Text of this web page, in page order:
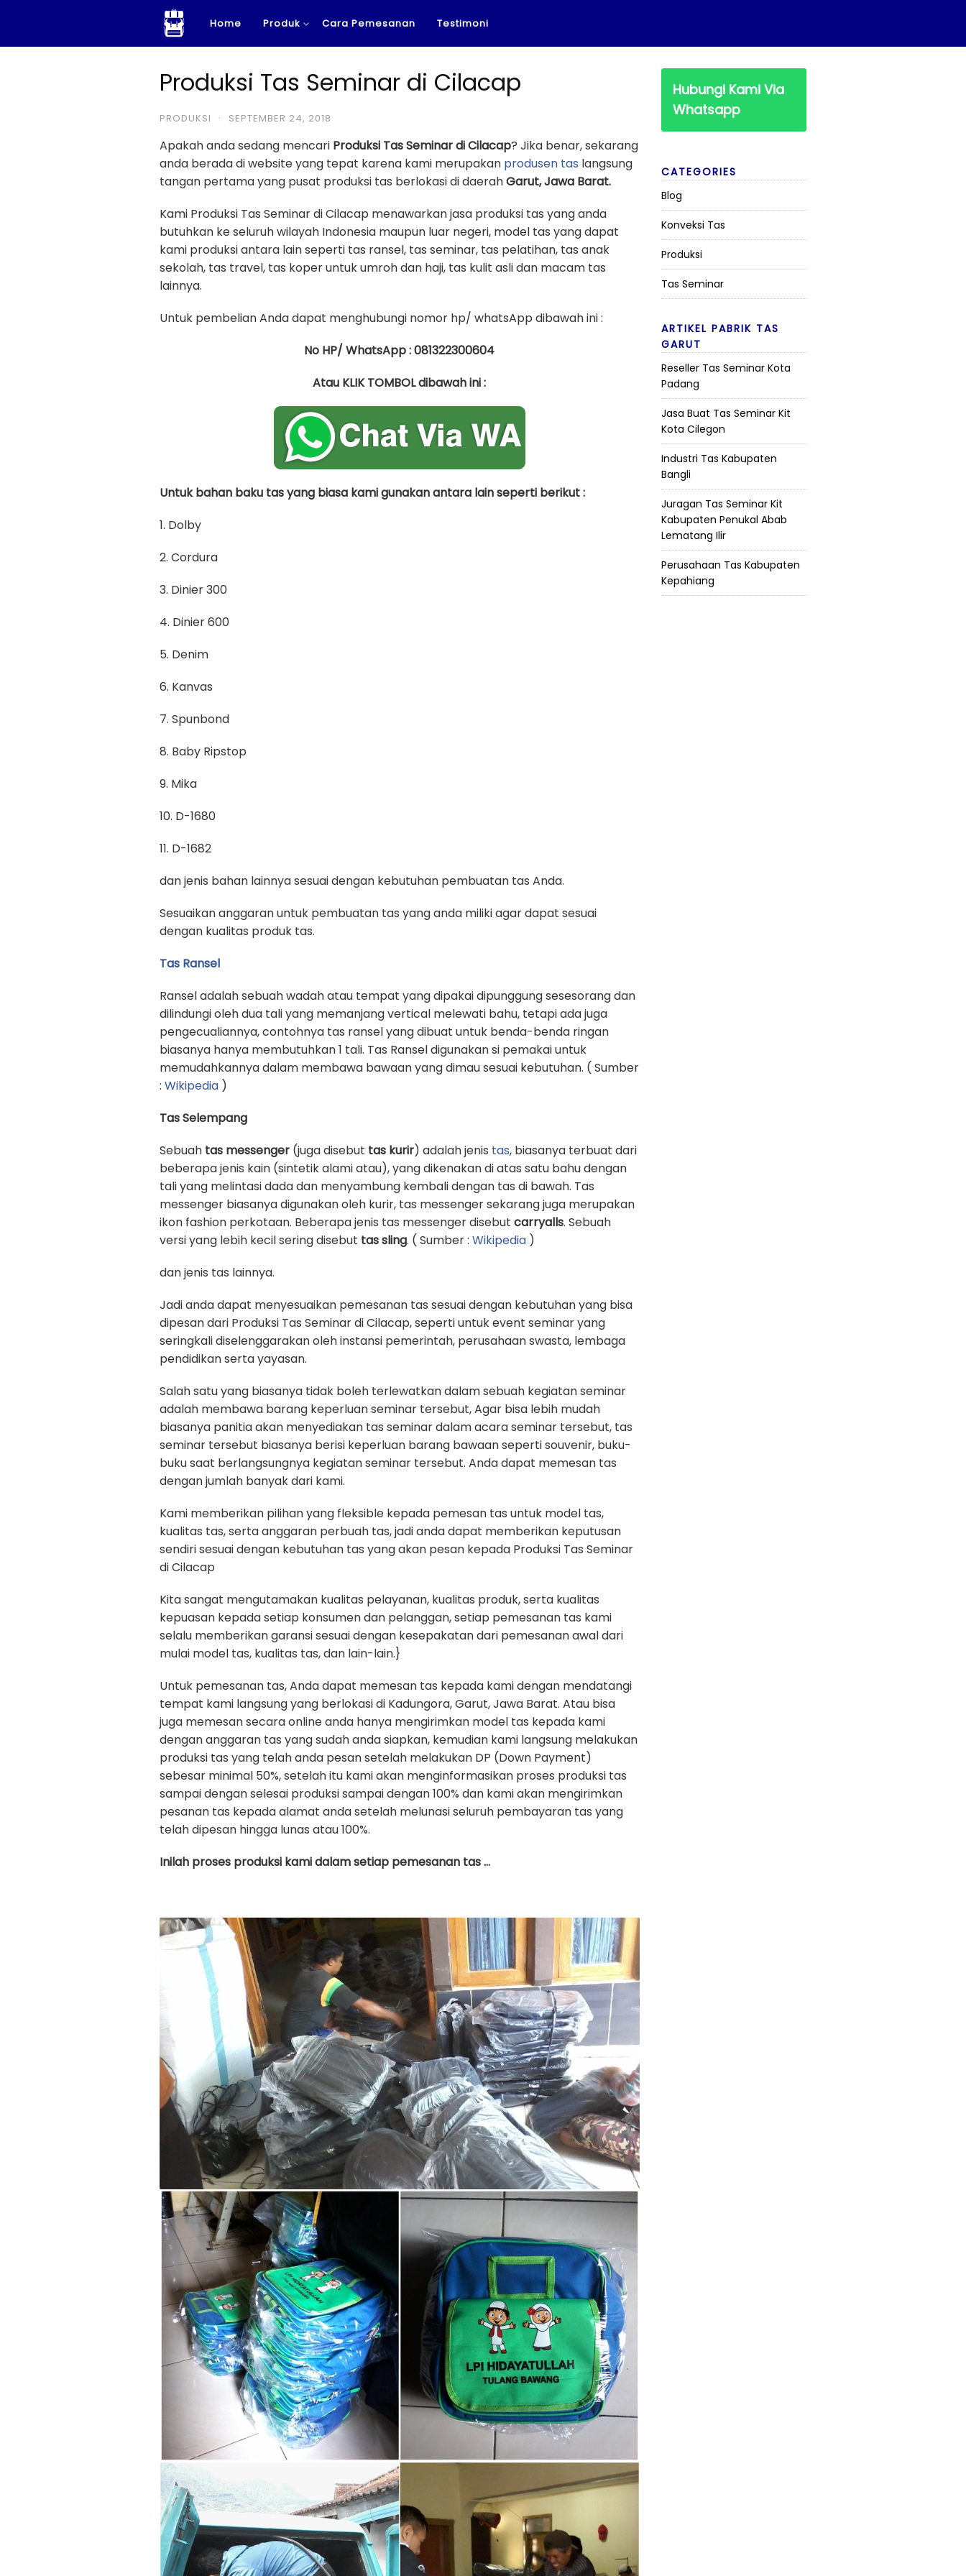
content
Home Produk Cara Pemesanan Testimoni
Produksi Tas Seminar di Cilacap
PRODUKSI · SEPTEMBER 24, 2018
Apakah anda sedang mencari Produksi Tas Seminar di Cilacap? Jika benar, sekarang
anda berada di website yang tepat karena kami merupakan produsen tas langsung
tangan pertama yang pusat produksi tas berlokasi di daerahGarut, Jawa Barat.
Kami Produksi Tas Seminar di Cilacap menawarkan jasa produksi tas yang anda
butuhkan ke seluruh wilayah Indonesia maupun luar negeri, model tas yang dapat
kami produksi antara lain seperti tas ransel, tas seminar, tas pelatihan, tas anak
sekolah, tas travel, tas koper untuk umroh dan haji, tas kulit asli dan macam tas
lainnya.
Untuk pembelian Anda dapat menghubungi nomor hp/ whatsApp dibawah ini :
No HP/ WhatsApp : 081322300604
Atau KLIK TOMBOL dibawah ini :
Untuk bahan baku tas yang biasa kami gunakan antara lain seperti berikut :
1. Dolby
2. Cordura
3. Dinier 300
4. Dinier 600
5. Denim
6. Kanvas
7. Spunbond
8. Baby Ripstop
9. Mika
10. D-1680
11. D-1682
dan jenis bahan lainnya sesuai dengan kebutuhan pembuatan tas Anda.
Sesuaikan anggaran untuk pembuatan tas yang anda miliki agar dapat sesuai
dengan kualitas produk tas.
Tas Ransel
Ransel adalah sebuah wadah atau tempat yang dipakai dipunggung sesesorang dan
dilindungi oleh dua tali yang memanjang vertical melewati bahu, tetapi ada juga
pengecualiannya, contohnya tas ransel yang dibuat untuk benda-benda ringan
biasanya hanya membutuhkan 1 tali. Tas Ransel digunakan si pemakai untuk
memudahkannya dalam membawa bawaan yang dimau sesuai kebutuhan. ( Sumber
: Wikipedia )
Tas Selempang
Sebuah tas messenger (juga disebut tas kurir) adalah jenis tas, biasanya terbuat dari
beberapa jenis kain (sintetik alami atau), yang dikenakan di atas satu bahu dengan
tali yang melintasi dada dan menyambung kembali dengan tas di bawah. Tas
messenger biasanya digunakan oleh kurir, tas messenger sekarang juga merupakan
ikon fashion perkotaan. Beberapa jenis tas messenger disebut carryalls. Sebuah
versi yang lebih kecil sering disebut tas sling. ( Sumber : Wikipedia )
dan jenis tas lainnya.
Jadi anda dapat menyesuaikan pemesanan tas sesuai dengan kebutuhan yang bisa
dipesan dari Produksi Tas Seminar di Cilacap, seperti untuk event seminar yang
seringkali diselenggarakan oleh instansi pemerintah, perusahaan swasta, lembaga
pendidikan serta yayasan.
Salah satu yang biasanya tidak boleh terlewatkan dalam sebuah kegiatan seminar
adalah membawa barang keperluan seminar tersebut, Agar bisa lebih mudah
biasanya panitia akan menyediakan tas seminar dalam acara seminar tersebut, tas
seminar tersebut biasanya berisi keperluan barang bawaan seperti souvenir, buku-
buku saat berlangsungnya kegiatan seminar tersebut. Anda dapat memesan tas
dengan jumlah banyak dari kami.
Kami memberikan pilihan yang fleksible kepada pemesan tas untuk model tas,
kualitas tas, serta anggaran perbuah tas, jadi anda dapat memberikan keputusan
sendiri sesuai dengan kebutuhan tas yang akan pesan kepada Produksi Tas Seminar
di Cilacap
Kita sangat mengutamakan kualitas pelayanan, kualitas produk, serta kualitas
kepuasan kepada setiap konsumen dan pelanggan, setiap pemesanan tas kami
selalu memberikan garansi sesuai dengan kesepakatan dari pemesanan awal dari
mulai model tas, kualitas tas, dan lain-lain.}
Untuk pemesanan tas, Anda dapat memesan tas kepada kami dengan mendatangi
tempat kami langsung yang berlokasi di Kadungora, Garut, Jawa Barat. Atau bisa
juga memesan secara online anda hanya mengirimkan model tas kepada kami
dengan anggaran tas yang sudah anda siapkan, kemudian kami langsung melakukan
produksi tas yang telah anda pesan setelah melakukan DP (Down Payment)
sebesar minimal 50%, setelah itu kami akan menginformasikan proses produksi tas
sampai dengan selesai produksi sampai dengan 100% dan kami akan mengirimkan
pesanan tas kepada alamat anda setelah melunasi seluruh pembayaran tas yang
telah dipesan hingga lunas atau 100%.
Inilah proses produksi kami dalam setiap pemesanan tas …
Hubungi Kami Via
Whatsapp
CATEGORIES
Blog
Konveksi Tas
Produksi
Tas Seminar
ARTIKEL PABRIK TAS
GARUT
Reseller Tas Seminar Kota
Padang
Jasa Buat Tas Seminar Kit
Kota Cilegon
Industri Tas Kabupaten
Bangli
Juragan Tas Seminar Kit
Kabupaten Penukal Abab
Lematang Ilir
Perusahaan Tas Kabupaten
Kepahiang